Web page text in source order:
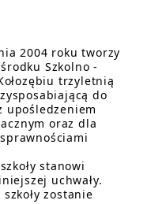
2004 roku tworzy
Szkolno -
trzyletnią
do
upośledzeniem
oraz dla
stanowi
uchwały.
zostanie